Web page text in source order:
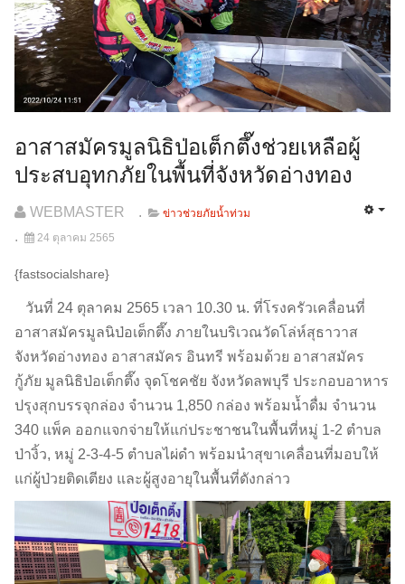
อาสาสมัครมูลนิธิป่อเต็กตึ๊งช่วยเหลือผู้
ประสบอุทกภัยในพื้นที่จังหวัดอ่างทอง
WEBMASTER
ข่าวช่วยภัยน้ำท่วม
24 ตุลาคม 2565
{fastsocialshare}
วันที่ 24 ตุลาคม 2565 เวลา 10.30 น. ที่โรงครัวเคลื่อนที่
อาสาสมัครมูลนิป่อเต็กตึ๊ง ภายในบริเวณวัดโล่ห์สุธาวาส
จังหวัดอ่างทอง อาสาสมัคร อินทรี พร้อมด้วย อาสาสมัคร
กู้ภัย มูลนิธิป่อเต็กตึ๊ง จุดโชคชัย จังหวัดลพบุรี ประกอบอาหาร
ปรุงสุกบรรจุกล่อง จำนวน 1,850 กล่อง พร้อมน้ำดื่ม จำนวน
340 แพ็ค ออกแจกจ่ายให้แก่ประชาชนในพื้นที่หมู่ 1-2 ตำบล
ป่างิ้ว, หมู่ 2-3-4-5 ตำบลไผ่ดำ พร้อมนำสุขาเคลื่อนที่มอบให้
แก่ผู้ป่วยติดเตียง และผู้สูงอายุในพื้นที่ดังกล่าว